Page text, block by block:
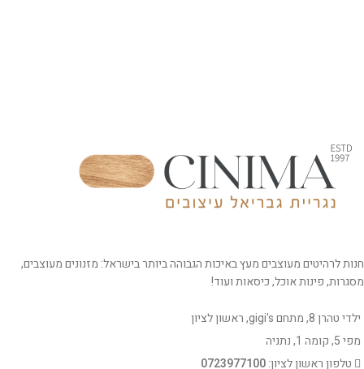
חנות לרהיטים מעוצבים מעץ באיכות הגבוהה ביותר בישראל: מזנונים מעוצבים,
מסגרות, פינות אוכל, כיסאות ועוד!
ילדי טהרן 8, מתחם gigi's, ראשון לציון
מפי 5, קומה 1, נתניה
טלפון ראשון לציון:0723977100